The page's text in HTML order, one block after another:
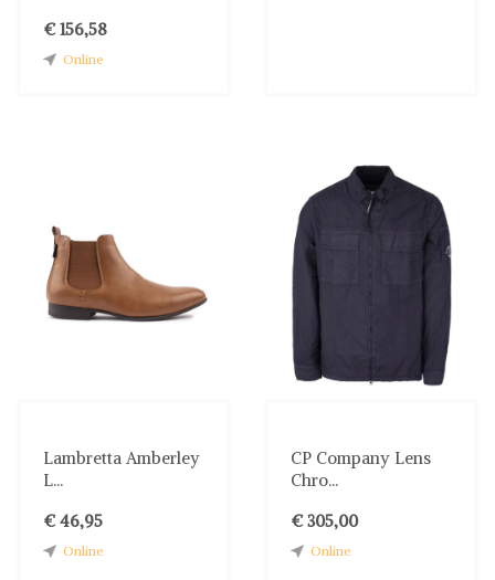
€ 156,58
Online
Lambretta Amberley
L...
€ 46,95
Online
CP Company Lens
Chro...
€ 305,00
Online